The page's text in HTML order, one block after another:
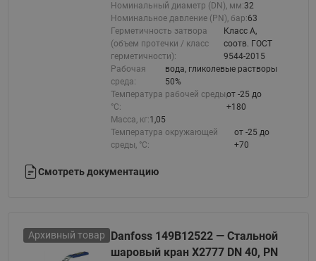
Номинальный диаметр (DN), мм:32
Номинальное давление (PN), бар:63
Герметичность затвора
(объем протечки / класс
герметичности):
Класс A,
соотв. ГОСТ
9544-2015
Рабочая
среда:
вода, гликолевые растворы
50%
Температура рабочей среды,
°С:
от -25 до
+180
Масса, кг:1,05
Температура окружающей
среды, °С:
от -25 до
+70
Смотреть документацию
Архивный товар
Danfoss 149B12522 — Стальной
шаровый кран X2777 DN 40, PN